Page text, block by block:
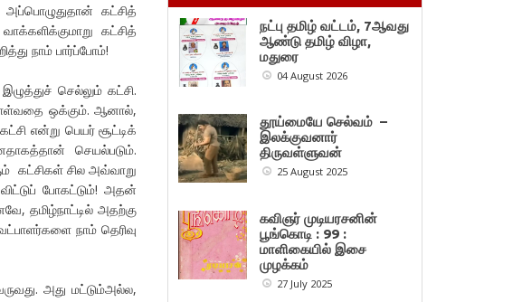
கட்சித்
கட்சித்
நாம் பார்ப்போம்!
செல்லும் கட்சி.
ஒக்கும். ஆனால்,
என்று பெயர் சூட்டிக்
செயல்படும்.
கட்சிகள் சில அவ்வாறு
போகட்டும்! அதன்
தமிழ்நாட்டில் அதற்கு
நாம் தெரிவு
அது மட்டும்அல்ல,
நட்பு தமிழ் வட்டம், 7ஆவது
ஆண்டு தமிழ் விழா,
மதுரை
04 August 2026
தூய்மையே செல்வம் –
இலக்குவனார்
திருவள்ளுவன்
25 August 2025
கவிஞர் முடியரசனின்
பூங்கொடி : 99 :
மாளிகையில் இசை
முழக்கம்
27 July 2025